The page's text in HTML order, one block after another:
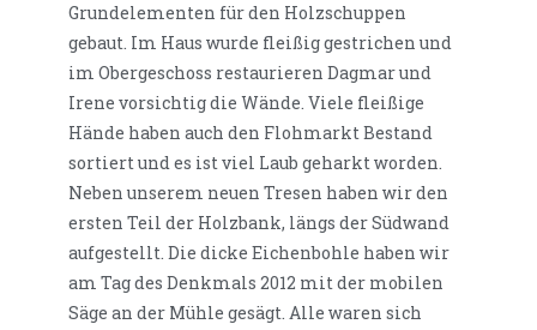
Grundelementen für den Holzschuppen
gebaut. Im Haus wurde fleißig gestrichen und
im Obergeschoss restaurieren Dagmar und
Irene vorsichtig die Wände. Viele fleißige
Hände haben auch den Flohmarkt Bestand
sortiert und es ist viel Laub geharkt worden.
Neben unserem neuen Tresen haben wir den
ersten Teil der Holzbank, längs der Südwand
aufgestellt. Die dicke Eichenbohle haben wir
am Tag des Denkmals 2012 mit der mobilen
Säge an der Mühle gesägt. Alle waren sich